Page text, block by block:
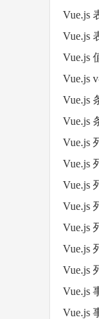
Vue.js
Vue.js
Vue.js
Vue.js
Vue.js